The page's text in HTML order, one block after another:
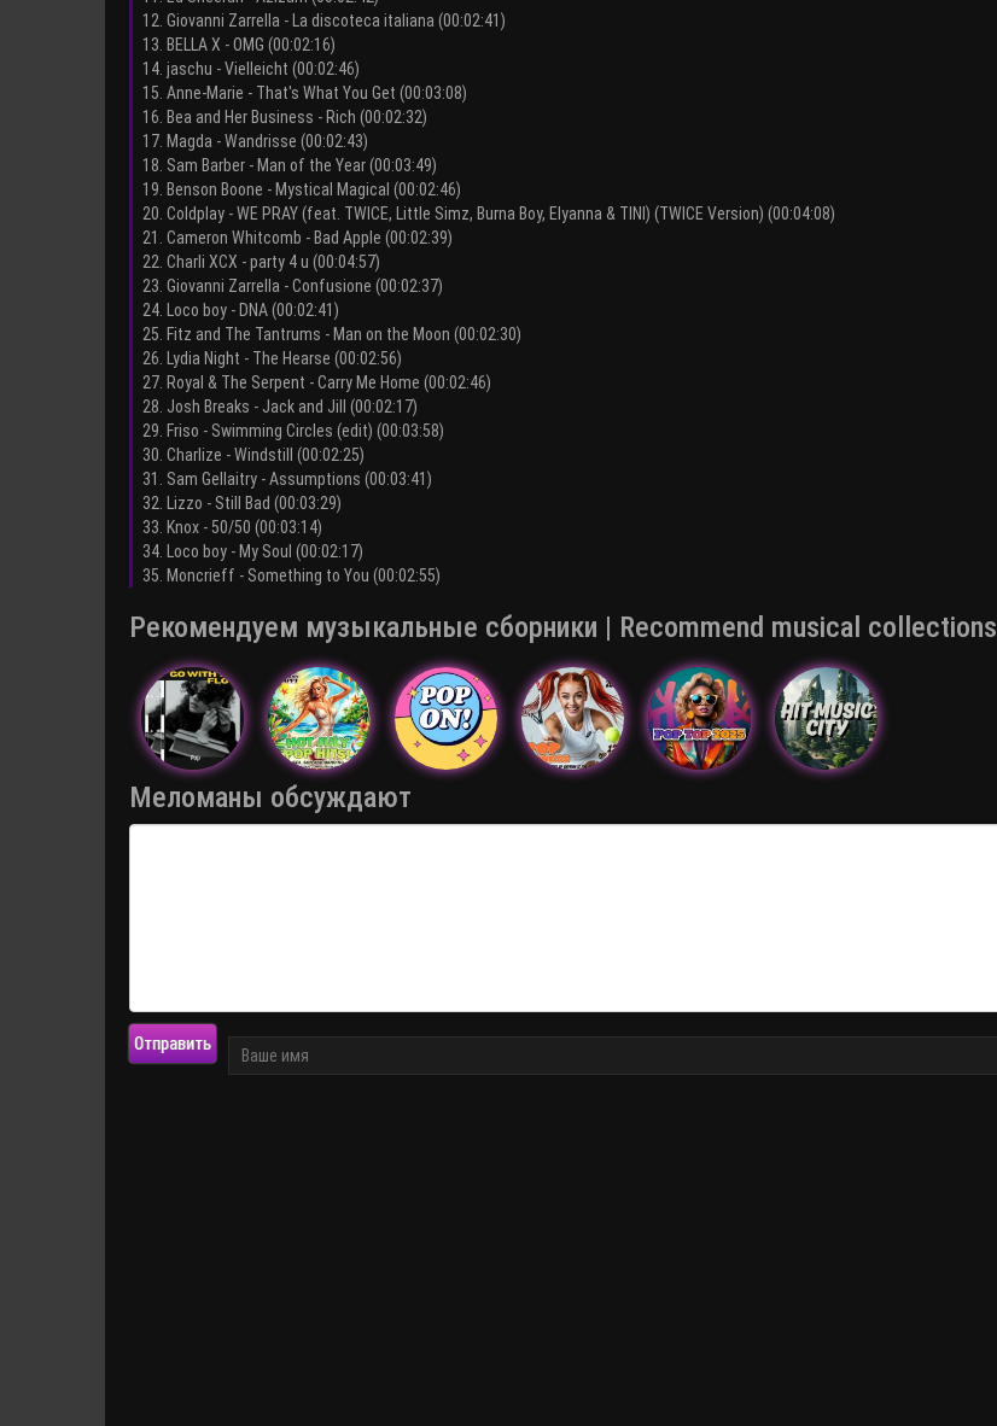
12. Giovanni Zarrella - La discoteca italiana (00:02:41)
13. BELLA X - OMG (00:02:16)
14. jaschu - Vielleicht (00:02:46)
15. Anne-Marie - That's What You Get (00:03:08)
16. Bea and Her Business - Rich (00:02:32)
17. Magda - Wandrisse (00:02:43)
18. Sam Barber - Man of the Year (00:03:49)
19. Benson Boone - Mystical Magical (00:02:46)
20. Coldplay - WE PRAY (feat. TWICE, Little Simz, Burna Boy, Elyanna & TINI) (TWICE Version) (00:04:08)
21. Cameron Whitcomb - Bad Apple (00:02:39)
22. Charli XCX - party 4 u (00:04:57)
23. Giovanni Zarrella - Confusione (00:02:37)
24. Loco boy - DNA (00:02:41)
25. Fitz and The Tantrums - Man on the Moon (00:02:30)
26. Lydia Night - The Hearse (00:02:56)
27. Royal & The Serpent - Carry Me Home (00:02:46)
28. Josh Breaks - Jack and Jill (00:02:17)
29. Friso - Swimming Circles (edit) (00:03:58)
30. Charlize - Windstill (00:02:25)
31. Sam Gellaitry - Assumptions (00:03:41)
32. Lizzo - Still Bad (00:03:29)
33. Knox - 50/50 (00:03:14)
34. Loco boy - My Soul (00:02:17)
35. Moncrieff - Something to You (00:02:55)
Рекомендуем музыкальные сборники | Recommend musical collections
Меломаны обсуждают
Отправить